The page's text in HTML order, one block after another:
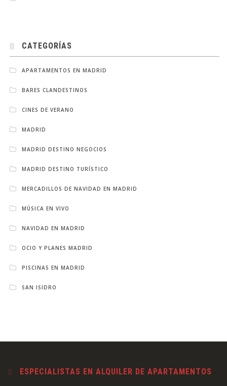
CATEGORÍAS
APARTAMENTOS EN MADRID
BARES CLANDESTINOS
CINES DE VERANO
MADRID
MADRID DESTINO NEGOCIOS
MADRID DESTINO TURÍSTICO
MERCADILLOS DE NAVIDAD EN MADRID
MÚSICA EN VIVO
NAVIDAD EN MADRID
OCIO Y PLANES MADRID
PISCINAS EN MADRID
SAN ISIDRO
ESPECIALISTAS EN ALQUILER DE APARTAMENTOS